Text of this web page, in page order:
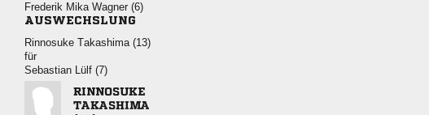
   
AUSWECHSLUNG
  
für
  

